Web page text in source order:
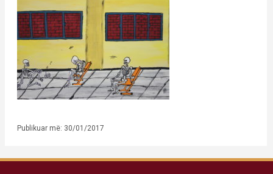
Publikuar më: 30/01/2017